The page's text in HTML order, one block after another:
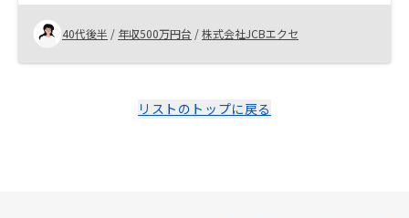
40代後半 / 年収500万円台 /株式会社JCBエクセ
リストのトップに戻る